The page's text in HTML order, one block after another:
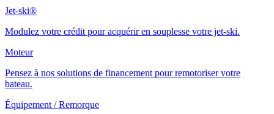
Jet-ski®
Modulez votre crédit pour acquérir en souplesse votre jet-ski.
Moteur
Pensez à nos solutions de financement pour remotoriser votre
bateau.
Équipement / Remorque